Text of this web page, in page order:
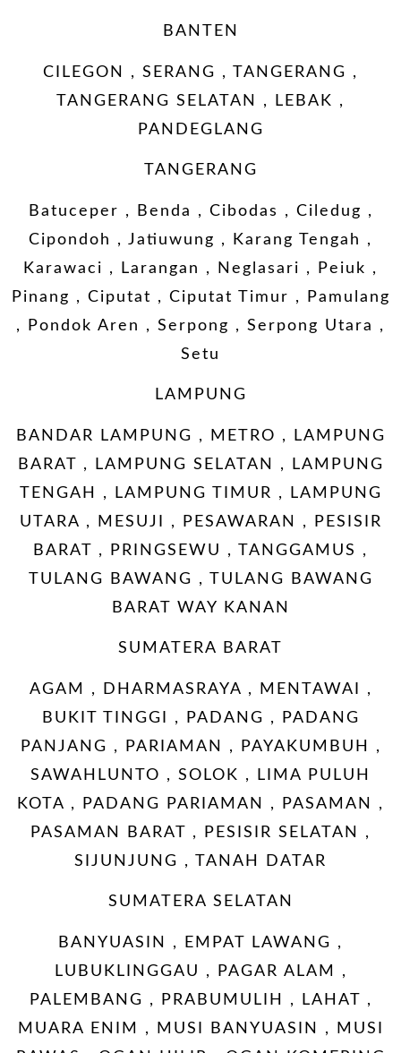
BANTEN
CILEGON , SERANG , TANGERANG ,
TANGERANG SELATAN , LEBAK ,
PANDEGLANG
TANGERANG
Batuceper , Benda , Cibodas , Ciledug ,
Cipondoh , Jatiuwung , Karang Tengah ,
Karawaci , Larangan , Neglasari , Peiuk ,
Pinang , Ciputat , Ciputat Timur , Pamulang
, Pondok Aren , Serpong , Serpong Utara ,
Setu
LAMPUNG
BANDAR LAMPUNG , METRO , LAMPUNG
BARAT , LAMPUNG SELATAN , LAMPUNG
TENGAH , LAMPUNG TIMUR , LAMPUNG
UTARA , MESUJI , PESAWARAN , PESISIR
BARAT , PRINGSEWU , TANGGAMUS ,
TULANG BAWANG , TULANG BAWANG
BARAT WAY KANAN
SUMATERA BARAT
AGAM , DHARMASRAYA , MENTAWAI ,
BUKIT TINGGI , PADANG , PADANG
PANJANG , PARIAMAN , PAYAKUMBUH ,
SAWAHLUNTO , SOLOK , LIMA PULUH
KOTA , PADANG PARIAMAN , PASAMAN ,
PASAMAN BARAT , PESISIR SELATAN ,
SIJUNJUNG , TANAH DATAR
SUMATERA SELATAN
BANYUASIN , EMPAT LAWANG ,
LUBUKLINGGAU , PAGAR ALAM ,
PALEMBANG , PRABUMULIH , LAHAT ,
MUARA ENIM , MUSI BANYUASIN , MUSI